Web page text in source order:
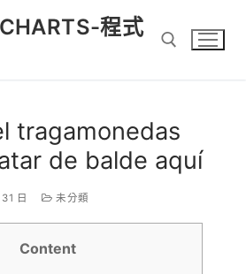
程式
tragamonedas
de balde aquí
日 未分類
Content